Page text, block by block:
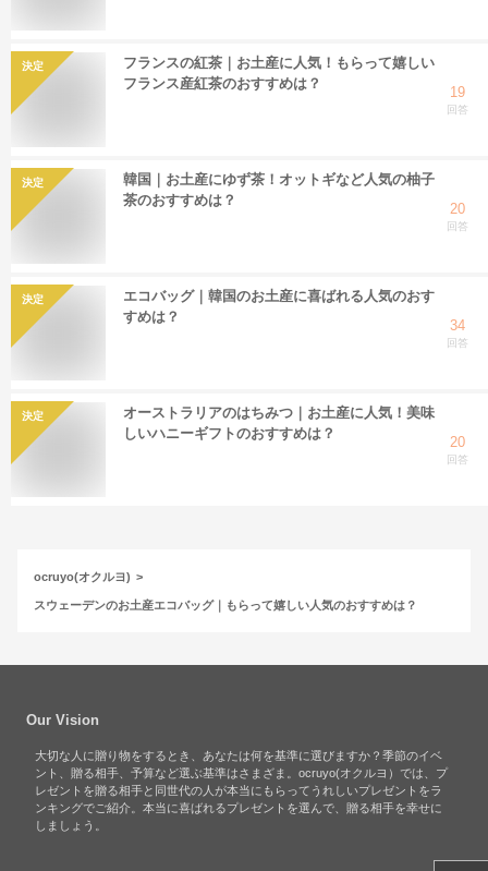
決定
フランスの紅茶｜お土産に人気！もらって嬉しい
フランス産紅茶のおすすめは？
19
回答
決定
韓国｜お土産にゆず茶！オットギなど人気の柚子
茶のおすすめは？
20
回答
決定
エコバッグ｜韓国のお土産に喜ばれる人気のおす
すめは？
34
回答
決定
オーストラリアのはちみつ｜お土産に人気！美味
しいハニーギフトのおすすめは？
20
回答
ocruyo(オクルヨ)
スウェーデンのお土産エコバッグ｜もらって嬉しい人気のおすすめは？
Our Vision
大切な人に贈り物をするとき、あなたは何を基準に選びますか？季節のイベ
ント、贈る相手、予算など選ぶ基準はさまざま。ocruyo(オクルヨ）では、プ
レゼントを贈る相手と同世代の人が本当にもらってうれしいプレゼントをラ
ンキングでご紹介。本当に喜ばれるプレゼントを選んで、贈る相手を幸せに
しましょう。